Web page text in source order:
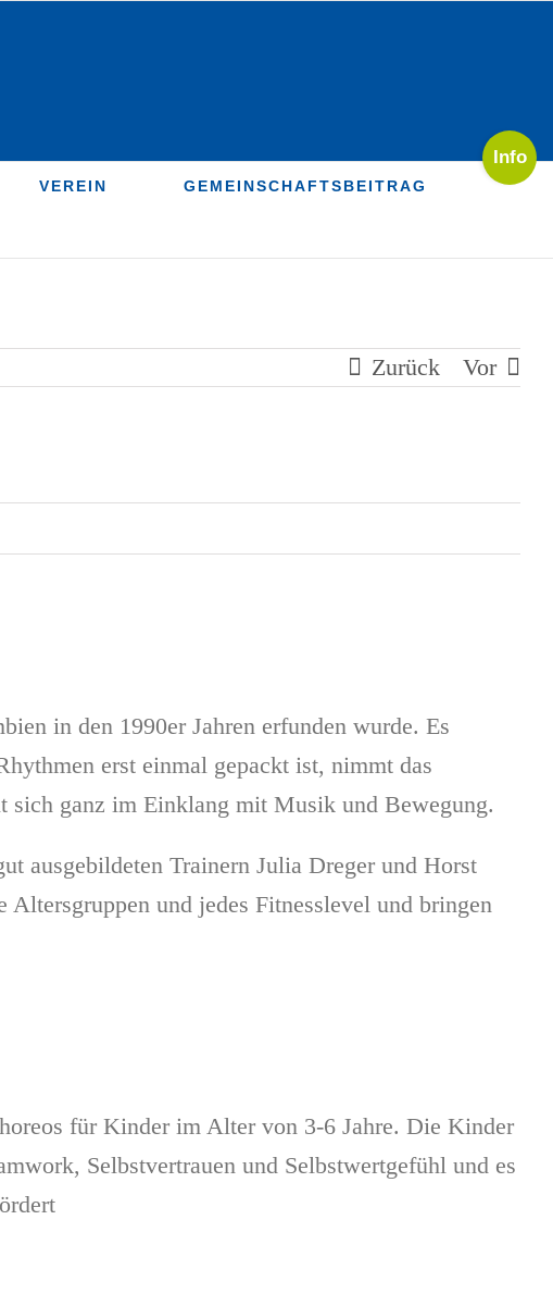
VEREIN GEMEINSCHAFTSBEITRAG
Zurück Vor
in den 1990er Jahren erfunden wurde. Es
erst einmal gepackt ist, nimmt das
sich ganz im Einklang mit Musik und Bewegung.
ausgebildeten Trainern Julia Dreger und Horst
und jedes Fitnesslevel und bringen
für Kinder im Alter von 3-6 Jahre. Die Kinder
Selbstvertrauen und Selbstwertgefühl und es
Toggle
Sliding
Area